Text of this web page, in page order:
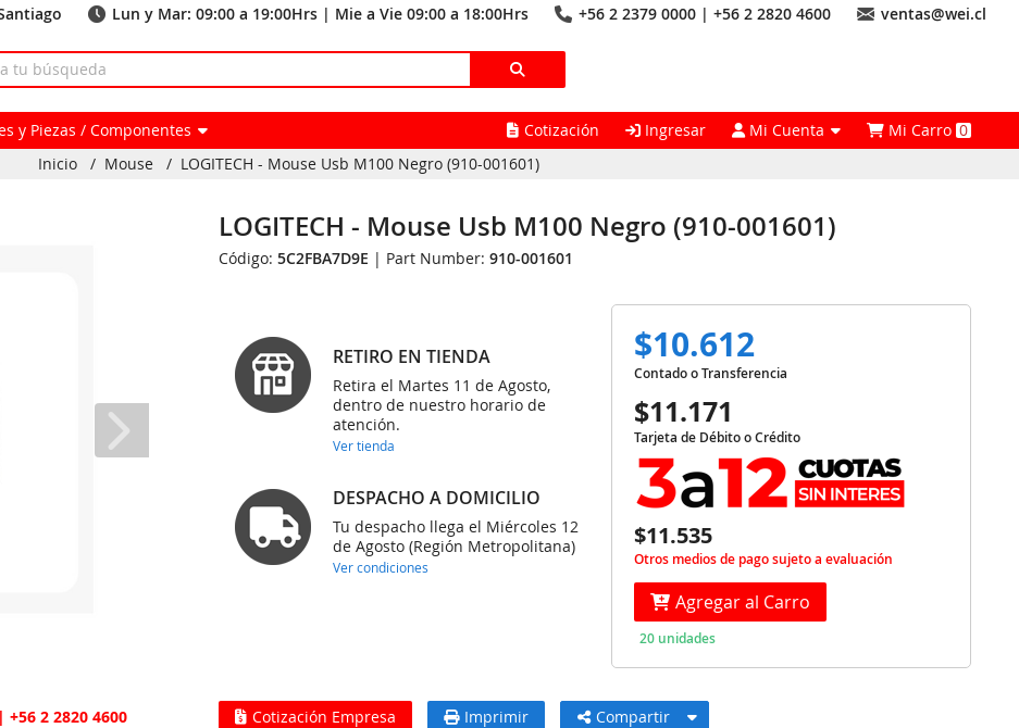
Lun y Mar: 09:00 a 19:00Hrs | Mie a Vie 09:00 a 18:00Hrs +56 2 2379 0000 | +56 2 2820 4600 ventas@wei.cl
y Piezas / Componentes Cotización Ingresar Mi Cuenta Mi Carro0
Inicio
/ Mouse / LOGITECH - Mouse Usb M100 Negro (910-001601)
+56 2 2820 4600
LOGITECH - Mouse Usb M100 Negro (910-001601)
Código:5C2FBA7D9E | Part Number:910-001601
RETIRO EN TIENDA
Retira el Martes 11 de Agosto,
dentro de nuestro horario de
atención.
Ver tienda
DESPACHO A DOMICILIO
Tu despacho llega el Miércoles 12
de Agosto (Región Metropolitana)
Ver condiciones
$10.612
Contado o Transferencia
$11.171
Tarjeta de Débito o Crédito
$11.535
Otros medios de pago sujeto a evaluación
Agregar al Carro
20 unidades
Cotización Empresa Imprimir Compartir